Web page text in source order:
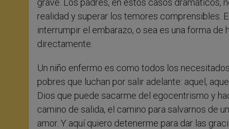
grave. Los padres, en estos casos dramáticos,
realidad y superar los temores comprensibles.
interrumpir el embarazo, o sea es una forma de
directamente.
Un niño enfermo es como todos los
pobres que luchan por salir adelante: aquel,
Dios que puede sacarme del egocentrismo y
camino de salida, el camino para salvarnos de
amor. Y aquí quiero detenerme para dar las